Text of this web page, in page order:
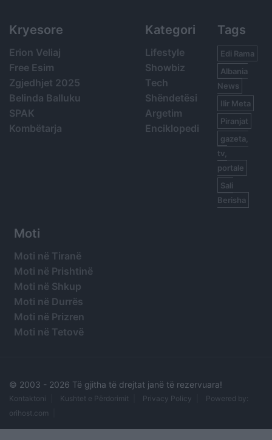
Kryesore
Erion Veliaj
Free Esim
Zgjedhjet 2025
Belinda Balluku
SPAK
Kombëtarja
Kategori
Lifestyle
Showbiz
Tech
Shëndetësi
Argetim
Enciklopedi
Tags
Edi Rama
Albania
News
Ilir Meta
Piranjat
gazeta,
tv,
portale
Sali
Berisha
Moti
Moti në Tiranë
Moti në Prishtinë
Moti në Shkup
Moti në Durrës
Moti në Prizren
Moti në Tetovë
© 2003 - 2026 Të gjitha të drejtat janë të rezervuara!
Kontaktoni Kushtet e Përdorimit Privacy Policy
Powered by:
orihost.com